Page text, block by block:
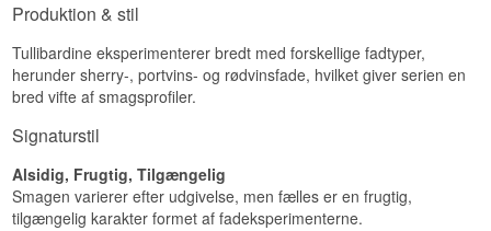
Se hele vores udvalg afTullibardine
ABV: 43%
Størrelse: 70 CL
Fadtype: Førstegangsfyldte bourbonfade
Smagsprofil
Frugtig · Blød · Elegant
Produktion & stil
Tullibardine eksperimenterer bredt med forskellige fadtyper,
herunder sherry-, portvins- og rødvinsfade, hvilket giver serien en
bred vifte af smagsprofiler.
Signaturstil
Alsidig, Frugtig, Tilgængelig
Smagen varierer efter udgivelse, men fælles er en frugtig,
tilgængelig karakter formet af fadeksperimenterne.